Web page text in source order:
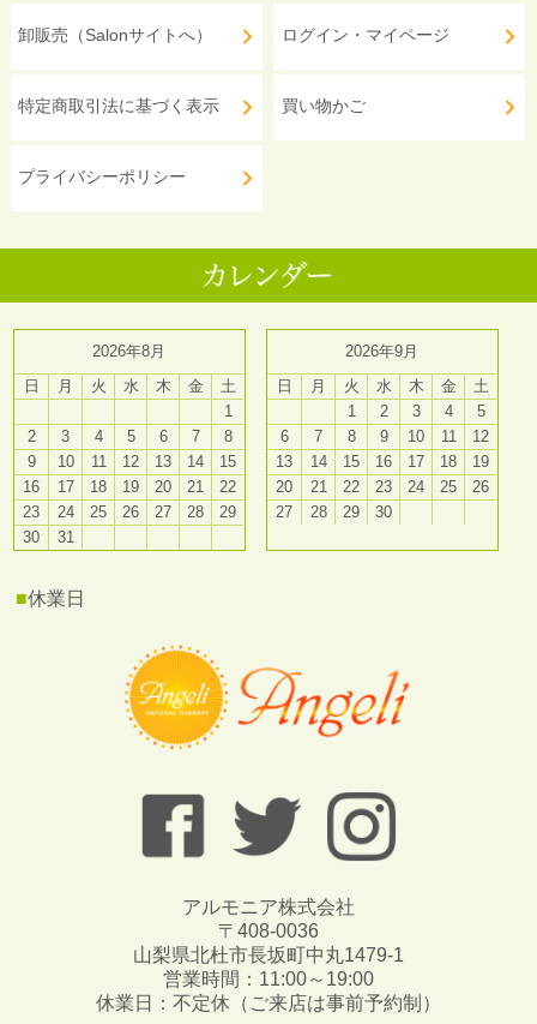
卸販売（Salonサイトへ）
特定商取引法に基づく表示
プライバシーポリシー
ログイン・マイページ
買い物かご
2026年8月
日
月 火 水 木 金
土
1
2
3 4 5 6 7
8
9
10 11 12 13 14
15
16
17 18 19 20 21
22
23
24 25 26 27 28
29
30
31
2026年9月
日
月 火 水 木 金
土
1
2 3 4
5
6
7 8 9 10 11
12
13
14 15 16 17 18
19
20
21 22 23 24 25
26
27
28 29 30
■休業日
アルモニア株式会社
〒408-0036
山梨県北杜市長坂町中丸1479-1
営業時間：11:00～19:00
休業日：不定休（ご来店は事前予約制）